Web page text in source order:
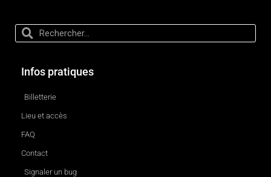
Infos pratiques
Billetterie
Lieu et accès
FAQ
Contact
Signaler un bug